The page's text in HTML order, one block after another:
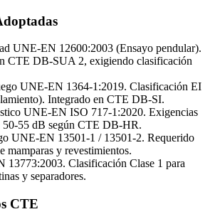
UNE-EN 12600:2003 (Ensayo pendular).
CTE DB-SUA 2, exigiendo clasificación
UNE-EN 1364-1:2019. Clasificación EI
Integrado en CTE DB-SI.
UNE-EN ISO 717-1:2020. Exigencias
55 dB según CTE DB-HR.
UNE-EN 13501-1 / 13501-2. Requerido
mamparas y revestimientos.
13773:2003. Clasificación Clase 1 para
y separadores.
CTE